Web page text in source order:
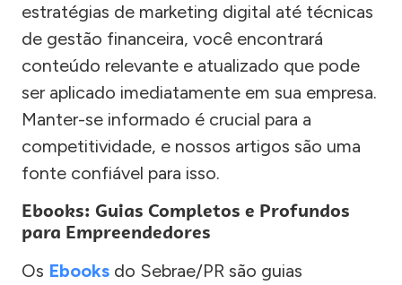
estratégias de marketing digital até técnicas
de gestão financeira, você encontrará
conteúdo relevante e atualizado que pode
ser aplicado imediatamente em sua empresa.
Manter-se informado é crucial para a
competitividade, e nossos artigos são uma
fonte confiável para isso.
Ebooks: Guias Completos e Profundos
para Empreendedores
Os Ebooks do Sebrae/PR são guias